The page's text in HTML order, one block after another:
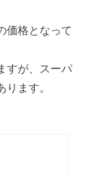
価格となって
すが、スーパ
ます。